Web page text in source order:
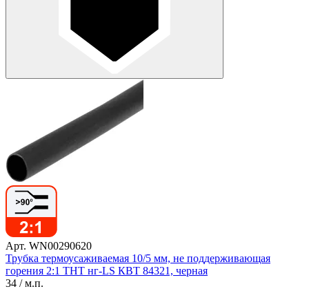
Арт. WN00290620
Трубка термоусаживаемая 10/5 мм, не поддерживающая
горения 2:1 ТНТ нг-LS КВТ 84321, черная
34 / м.п.